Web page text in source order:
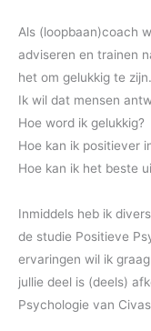
Als (loopbaan)coach
adviseren en trainen
het om gelukkig te zijn.
Ik wil dat mensen
Hoe word ik gelukkig?
Hoe kan ik positiever
Hoe kan ik het beste
Inmiddels heb ik
de studie Positieve
ervaringen wil ik
jullie deel is (deels)
Psychologie van